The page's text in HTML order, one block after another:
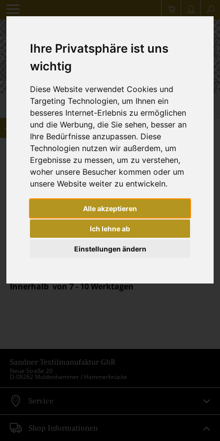
Ihre Privatsphäre ist uns
wichtig
Diese Website verwendet Cookies und
Targeting Technologien, um Ihnen ein
besseres Internet-Erlebnis zu ermöglichen
und die Werbung, die Sie sehen, besser an
Ihre Bedürfnisse anzupassen. Diese
Technologien nutzen wir außerdem, um
Ergebnisse zu messen, um zu verstehen,
woher unsere Besucher kommen oder um
unsere Website weiter zu entwickeln.
Alle akzeptieren
Ich lehne ab
Einstellungen ändern
Versandkosten
Zurück
Versandüberblick
Innerhalb Deutschland:5,85 €
(netto)
Händlerkunden ab einem Warenwert von
(netto): kostenloser Versand
Innerhalb von 7 - 10 Werktagen
Sandner Textilmanufaktur GbR
Neue Straße 20
D-08262 Muldenhammer / Hammerbrücke
Service
Shop Informationen